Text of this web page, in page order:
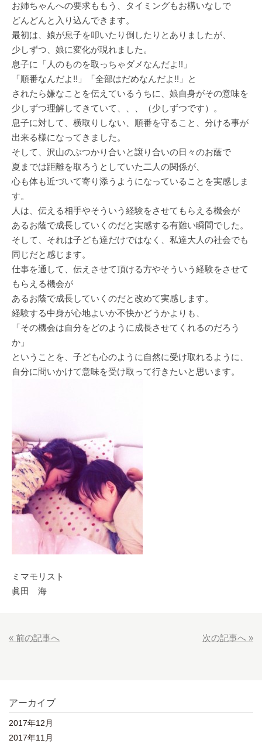
お姉ちゃんへの要求ももう、タイミングもお構いなしで
どんどんと入り込んできます。
最初は、娘が息子を叩いたり倒したりとありましたが、
少しずつ、娘に変化が現れました。
息子に「人のものを取っちゃダメなんだよ!!」
「順番なんだよ!!」「全部はだめなんだよ!!」と
されたら嫌なことを伝えているうちに、娘自身がその意味を
少しずつ理解してきていて、、、（少しずつです）。
息子に対して、横取りしない、順番を守ること、分ける事が
出来る様になってきました。
そして、沢山のぶつかり合いと譲り合いの日々のお蔭で
夏までは距離を取ろうとしていた二人の関係が、
心も体も近づいて寄り添うようになっていることを実感しま
す。
人は、伝える相手やそういう経験をさせてもらえる機会が
あるお蔭で成長していくのだと実感する有難い瞬間でした。
そして、それは子ども達だけではなく、私達大人の社会でも
同じだと感じます。
仕事を通して、伝えさせて頂ける方やそういう経験をさせて
もらえる機会が
あるお蔭で成長していくのだと改めて実感します。
経験する中身が心地よいか不快かどうかよりも、
「その機会は自分をどのように成長させてくれるのだろう
か」
ということを、子ども心のように自然に受け取れるように、
自分に問いかけて意味を受け取って行きたいと思います。
ミマモリスト
眞田 海
« 前の記事へ 次の記事へ »
アーカイブ
2017年12月
2017年11月